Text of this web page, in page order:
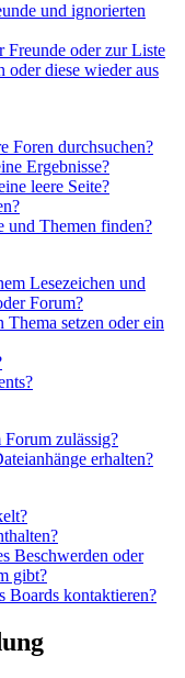
und ignorierten
oder zur Liste
diese wieder aus
Foren durchsuchen?
Ergebnisse?
leere Seite?
und Themen finden?
Lesezeichen und
Forum?
setzen oder ein
zulässig?
erhalten?
Beschwerden oder
gibt?
Boards kontaktieren?